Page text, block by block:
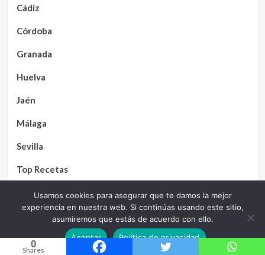
0
Shares
Cádiz
Córdoba
Granada
Huelva
Jaén
Málaga
Sevilla
Top Recetas
Dulces y Postres
Contacto
Usamos cookies para asegurar que te damos la mejor
experiencia en nuestra web. Si continúas usando este sitio,
asumiremos que estás de acuerdo con ello.
Aceptar
Política de privacidad